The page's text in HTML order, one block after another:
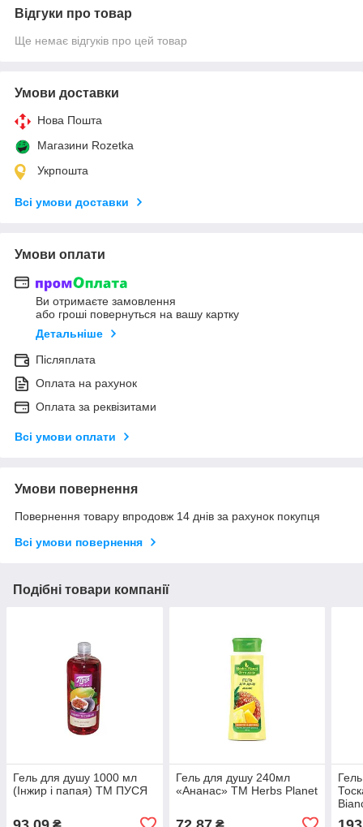
Відгуки про товар
Ще немає відгуків про цей товар
Умови доставки
Нова Пошта
Магазини Rozetka
Укрпошта
Всі умови доставки
Умови оплати
Ви отримаєте замовлення
або гроші повернуться на вашу картку
Детальніше
Післяплата
Оплата на рахунок
Оплата за реквізитами
Всі умови оплати
Умови повернення
Повернення товару впродовж 14 днів за рахунок покупця
Всі умови повернення
Подібні товари компанії
Гель для душу 1000 мл
(Iнжир i папая) ТМ ПУСЯ
Гель для душу 240мл
«Ананас» ТМ Herbs Planet